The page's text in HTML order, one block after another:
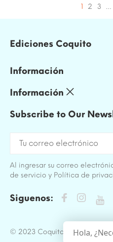
1 2 3 …
Ediciones Coquito
Información
Información
Subscribe to Our
Al ingresar su correo
de servicio y Política de
Siguenos:
© 2023 Coquito. All Rights
Hola,